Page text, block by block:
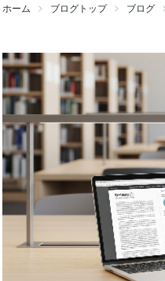
ホーム ブログトップ ブログ